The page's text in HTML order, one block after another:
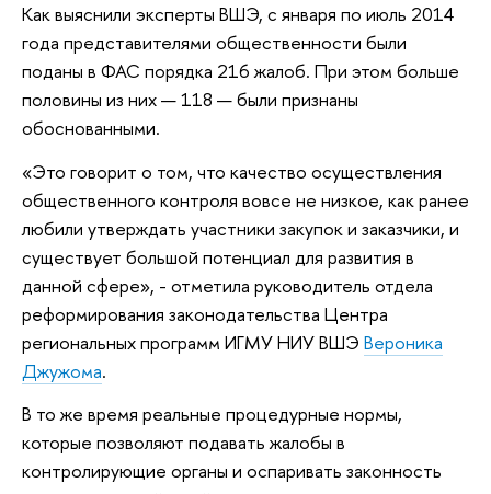
Как выяснили эксперты ВШЭ, с января по июль 2014
года представителями общественности были
поданы в ФАС порядка 216 жалоб. При этом больше
половины из них — 118 — были признаны
обоснованными.
«Это говорит о том, что качество осуществления
общественного контроля вовсе не низкое, как ранее
любили утверждать участники закупок и заказчики, и
существует большой потенциал для развития в
данной сфере», - отметила руководитель отдела
реформирования законодательства Центра
региональных программ ИГМУ НИУ ВШЭ Вероника
Джужома.
В то же время реальные процедурные нормы,
которые позволяют подавать жалобы в
контролирующие органы и оспаривать законность